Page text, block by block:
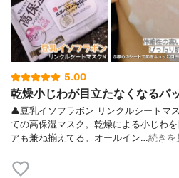
5.00
乾燥小じわが目立たなくなるパ
👤豆乳イソフラボン リンクルシートマ
ての高保湿マスク。乾燥による小じわ
アも兼ね揃えてる。オールイン…続きを